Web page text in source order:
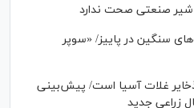
شیر صنعتی صحت ندارد
سنگین در پاییز/ «سوپر
ذخایر غلات آسیا است/ پیش‌بینی